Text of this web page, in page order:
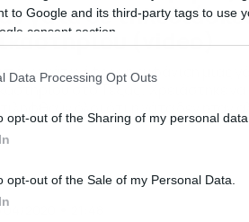
to Google and its third-party tags to use
consent section.
Data Processing Opt Outs
opt-out of the Sharing of my personal data.
opt-out of the Sale of my Personal Data.
γάτα σε
(video)
κάτω έφερε η εμφάνιση μιας
στο Τέξας. Χρειάστηκε
όλοι ότι η γάτα δεν ήταν
ένα λάθος φίλτρο στις ρυθμίσεις
Το βίντεο κάνει το γύρο
2020